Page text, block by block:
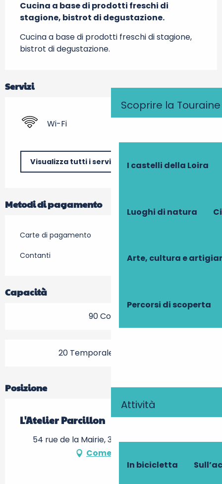
Scoprire la Touraine
I castelli della Loira
Luoghi di natura
Arte, cultura e
Percorsi di scoperta
Attività
In bicicletta
Cucina a base di prodotti freschi di
stagione, bistrot di degustazione.
Cucina a base di prodotti freschi di stagione,
bistrot di degustazione.
Servizi
Wi-Fi
Visualizza tutti i servizi
Metodi di pagamento
Carte di pagamento
Contanti
Capacità
90 Coperto
20 Temporale (s) Terrazza
Posizione
L'Atelier Parcillon
54 rue de la Mairie, 37210 Parçay-Meslay
Come arrivare